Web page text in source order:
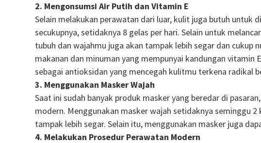
2. Mengonsumsi Air Putih dan Vitamin E
Selain melakukan perawatan dari luar, kulit juga butuh untuk
secukupnya, setidaknya 8 gelas per hari. Selain untuk
tubuh dan wajahmu juga akan tampak lebih segar dan cukup
makanan dan minuman yang mempunyai kandungan vitamin
sebagai antioksidan yang mencegah kulitmu terkena radikal
3. Menggunakan Masker Wajah
Saat ini sudah banyak produk masker yang beredar di
modern. Menggunakan masker wajah setidaknya seminggu
tampak lebih segar. Selain itu, menggunakan masker juga
4. Melakukan Prosedur Perawatan Modern